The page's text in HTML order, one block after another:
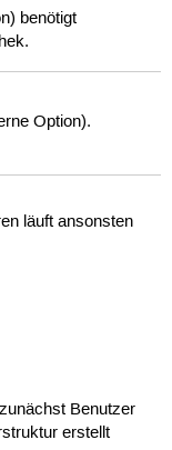
benötigt
Option).
läuft ansonsten
Benutzer
erstellt